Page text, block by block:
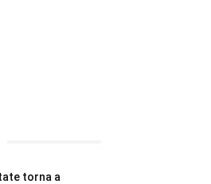
torna a